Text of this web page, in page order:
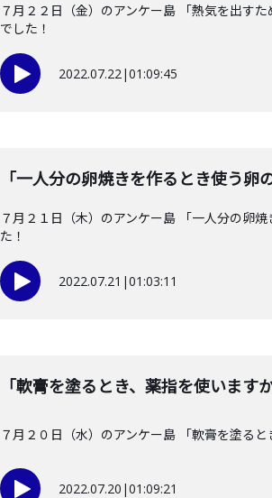
７月２２日（金）のアンケー島 「熱気を出す
でした！
2022.07.22|01:09:45
「一人分の卵焼きを作るとき使う卵
７月２１日（木）のアンケー島 「一人分の卵
た！
2022.07.21 |01:03:11
「軟膏を塗るとき、薬指を使いますか
７月２０日（水）のアンケー島 「軟膏を塗る
2022.07.20 |01:09:21